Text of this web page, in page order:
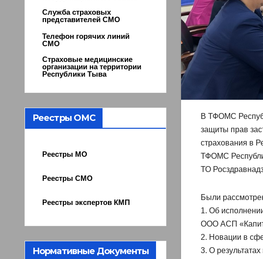
Служба страховых
представителей СМО
Телефон горячих линий
СМО
Страховые медицинские
организации на территории
Республики Тыва
Реестры ОМС
Реестры МО
Реестры СМО
Реестры экспертов КМП
Нормативные Документы
В ТФОМС
защиты прав
страхования в
ТФОМС
ТО
Были
1. Об
ООО АСП
2. Новации в
3. О